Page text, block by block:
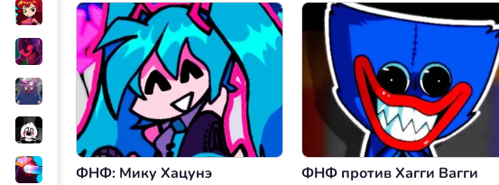
ФНФ: Мику Хацунэ ФНФ против Хагги Вагги